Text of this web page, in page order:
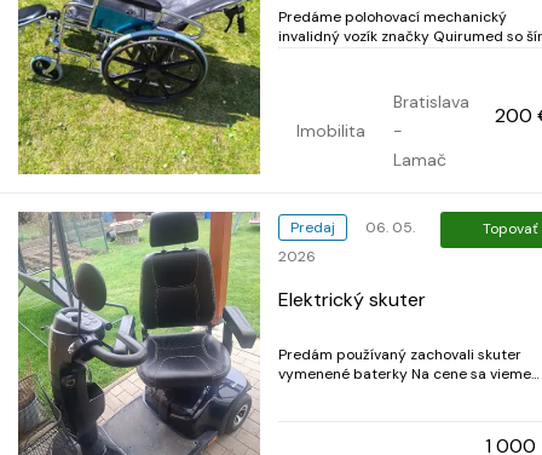
Predáme polohovací mechanický
invalidný vozík značky Quirumed so
Využívali sme ho na pobyt vonku a na
návštevu lekárov, kde sme museli
vozík je možné napolohov...
Imobilita
Bratislava
-
Lamač
200
Predaj
06. 05.
2026
Topovať
Elektrický skuter
Predám používaný zachovali skuter
vymenené baterky Na cene sa vieme
1 000